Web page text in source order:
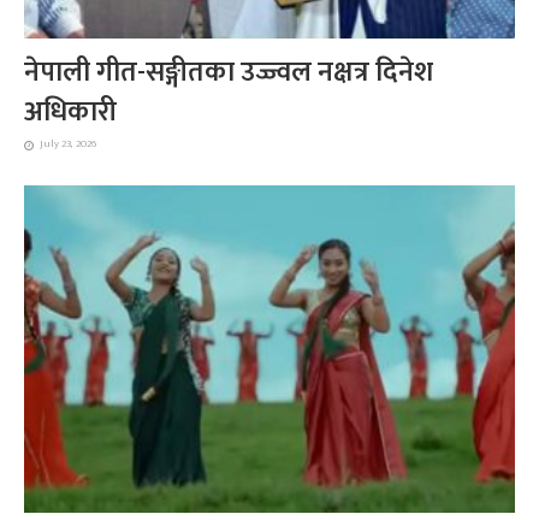
नेपाली गीत-सङ्गीतका उज्ज्वल नक्षत्र दिनेश
अधिकारी
July 23, 2026